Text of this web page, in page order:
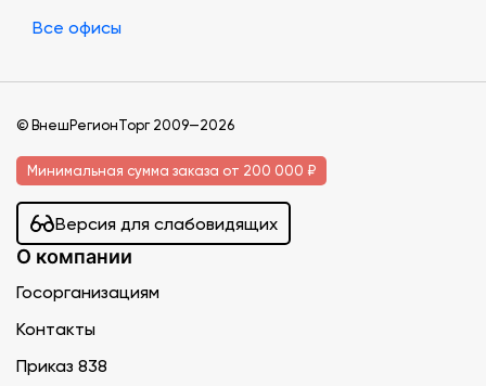
Все офисы
© ВнешРегионТорг 2009—2026
Минимальная сумма заказа от 200 000 ₽
Версия для слабовидящих
О компании
Госорганизациям
Контакты
Приказ 838